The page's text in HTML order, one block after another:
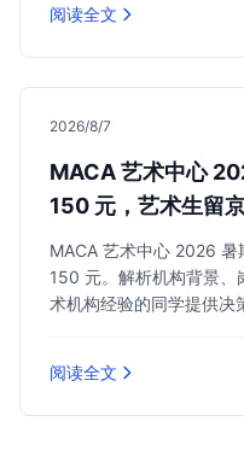
阅读全文
2026/8/7
MACA 艺术中心
150 元，艺术生留
MACA 艺术中心 2026
150 元。解析机构背景、
术机构经验的同学提供决
阅读全文